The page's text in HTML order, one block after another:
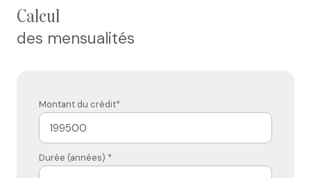
calcul
des mensualités
Montant du crédit*
Durée (années) *